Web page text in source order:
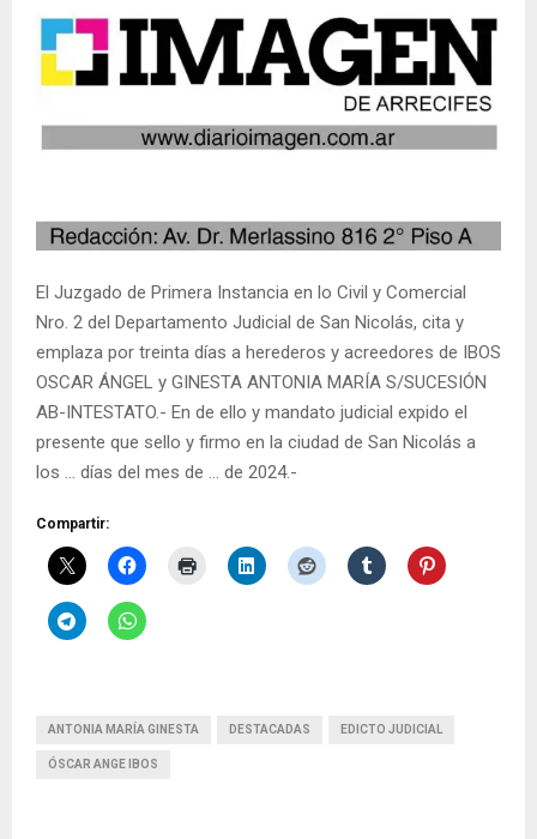
El Juzgado de Primera Instancia en lo Civil y Comercial
Nro. 2 del Departamento Judicial de San Nicolás, cita y
emplaza por treinta días a herederos y acreedores de IBOS
OSCAR ÁNGEL y GINESTA ANTONIA MARÍA S/SUCESIÓN
AB-INTESTATO.- En de ello y mandato judicial expido el
presente que sello y firmo en la ciudad de San Nicolás a
los … días del mes de … de 2024.-
Compartir:
ANTONIA MARÍA GINESTA DESTACADAS EDICTO JUDICIAL
ÓSCAR ANGE IBOS